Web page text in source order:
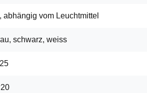
abhängig vom Leuchtmittel
schwarz, weiss